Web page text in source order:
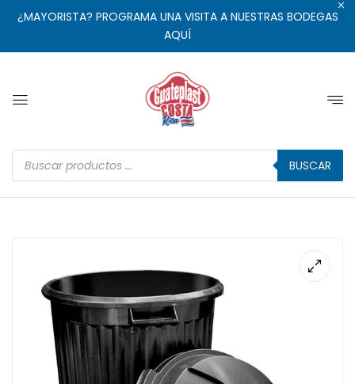
¿MAYORISTA? PROGRAMA UNA VISITA A NUESTRAS BODEGAS
AQUÍ
BUSCAR